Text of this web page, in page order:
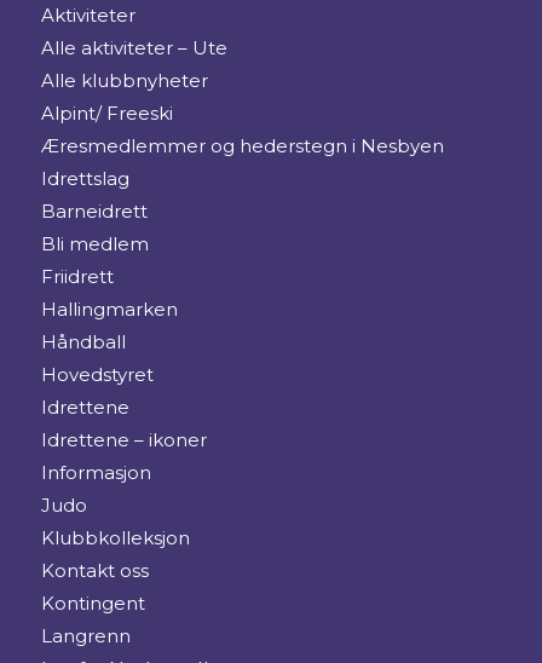
Aktiviteter
Alle aktiviteter – Ute
Alle klubbnyheter
Alpint/ Freeski
Æresmedlemmer og hederstegn i Nesbyen
Idrettslag
Barneidrett
Bli medlem
Friidrett
Hallingmarken
Håndball
Hovedstyret
Idrettene
Idrettene – ikoner
Informasjon
Judo
Klubbkolleksjon
Kontakt oss
Kontingent
Langrenn